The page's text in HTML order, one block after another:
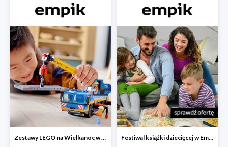
Zestawy LEGO na Wielkanoc w Empiku do -30% Festiwal książki dziecięcej w Empiku do -40%